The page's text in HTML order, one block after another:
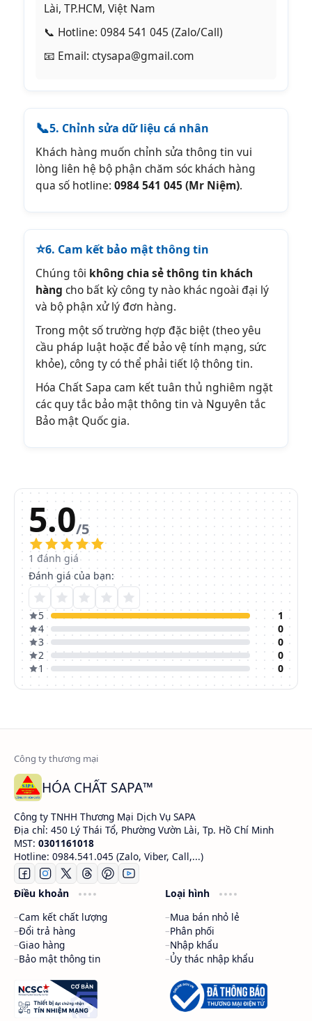
Lài, TP.HCM, Việt Nam
📞 Hotline: 0984 541 045 (Zalo/Call)
📧 Email: ctysapa@gmail.com
📞5. Chỉnh sửa dữ liệu cá nhân
Khách hàng muốn chỉnh sửa thông tin vui
lòng liên hệ bộ phận chăm sóc khách hàng
qua số hotline: 0984 541 045 (Mr Niệm).
⭐6. Cam kết bảo mật thông tin
Chúng tôi không chia sẻ thông tin khách
hàng cho bất kỳ công ty nào khác ngoài đại lý
và bộ phận xử lý đơn hàng.
Trong một số trường hợp đặc biệt (theo yêu
cầu pháp luật hoặc để bảo vệ tính mạng, sức
khỏe), công ty có thể phải tiết lộ thông tin.
Hóa Chất Sapa cam kết tuân thủ nghiêm ngặt
các quy tắc bảo mật thông tin và Nguyên tắc
Bảo mật Quốc gia.
5.0/5
1 đánh giá
Đánh giá của bạn:
5
1
4
0
3
0
2
0
1
0
HÓA CHẤT SAPA™
Công ty TNHH Thương Mại Dịch Vụ SAPA
Địa chỉ: 450 Lý Thái Tổ, Phường Vườn Lài, Tp. Hồ Chí Minh
MST: 0301161018
Hotline: 0984.541.045 (Zalo, Viber, Call,...)
Điều khoản
Cam kết chất lượng
Đổi trả hàng
Giao hàng
Bảo mật thông tin
Loại hình
Mua bán nhỏ lẻ
Phân phối
Nhập khẩu
Ủy thác nhập khẩu